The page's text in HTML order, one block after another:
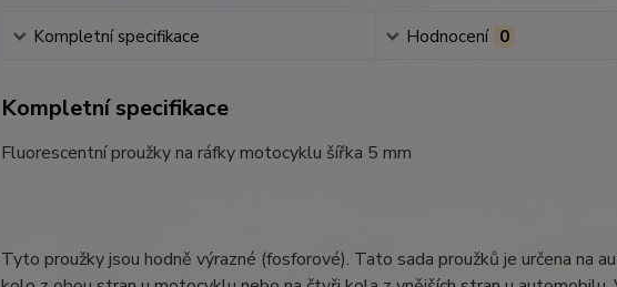
Kompletní specifikace Hodnocení 0
Kompletní specifikace
Fluorescentní proužky na ráfky motocyklu šířka 5 mm
Tyto proužky jsou hodně výrazné (fosforové). Tato sada proužků je určena na